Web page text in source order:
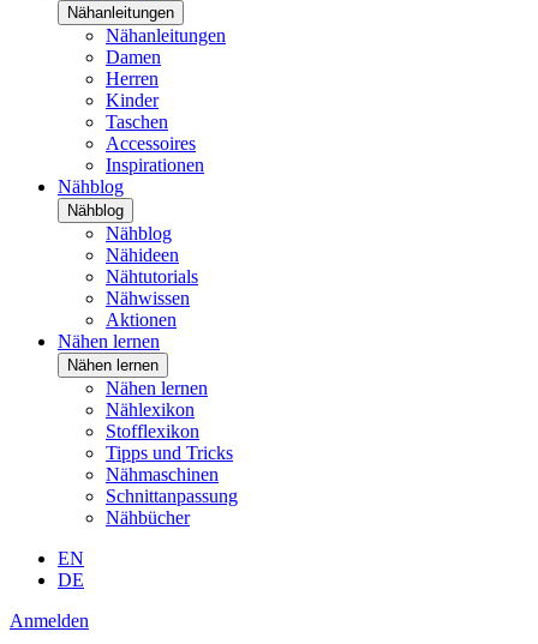
Nähanleitungen
Nähanleitungen
Damen
Herren
Kinder
Taschen
Accessoires
Inspirationen
Nähblog
Nähblog
Nähblog
Nähideen
Nähtutorials
Nähwissen
Aktionen
Nähen lernen
Nähen lernen
Nähen lernen
Nählexikon
Stofflexikon
Tipps und Tricks
Nähmaschinen
Schnittanpassung
Nähbücher
EN
DE
Anmelden